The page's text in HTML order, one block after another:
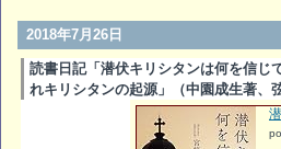
2018年7月26日
読書日記「潜伏キリシタンは何を信じ
れキリシタンの起源」（中園成生著、